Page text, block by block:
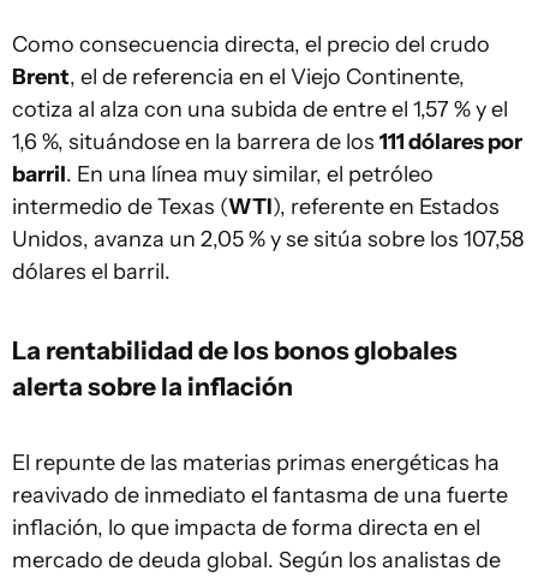
Como consecuencia directa, el precio del crudo
Brent, el de referencia en el Viejo Continente,
cotiza al alza con una subida de entre el 1,57 % y el
1,6 %, situándose en la barrera de los 111 dólares por
barril. En una línea muy similar, el petróleo
intermedio de Texas (WTI), referente en Estados
Unidos, avanza un 2,05 % y se sitúa sobre los 107,58
dólares el barril.
La rentabilidad de los bonos globales
alerta sobre la inflación
El repunte de las materias primas energéticas ha
reavivado de inmediato el fantasma de una fuerte
inflación, lo que impacta de forma directa en el
mercado de deuda global. Según los analistas de